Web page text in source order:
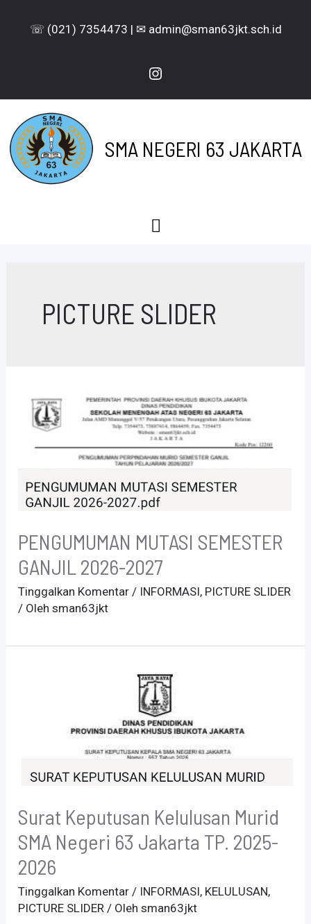
☏ (021) 7354473 | ✉ admin@sman63jkt.sch.id
Instagram
SMA NEGERI 63 JAKARTA
Menu
PICTURE SLIDER
PENGUMUMAN MUTASI SEMESTER
GANJIL 2026-2027
Tinggalkan Komentar / INFORMASI, PICTURE SLIDER
/ Olehsman63jkt
Surat Keputusan Kelulusan Murid
SMA Negeri 63 Jakarta TP. 2025-
2026
Tinggalkan Komentar / INFORMASI, KELULUSAN,
PICTURE SLIDER / Olehsman63jkt